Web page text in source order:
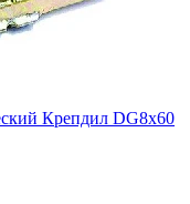
Крепдил DG8х60